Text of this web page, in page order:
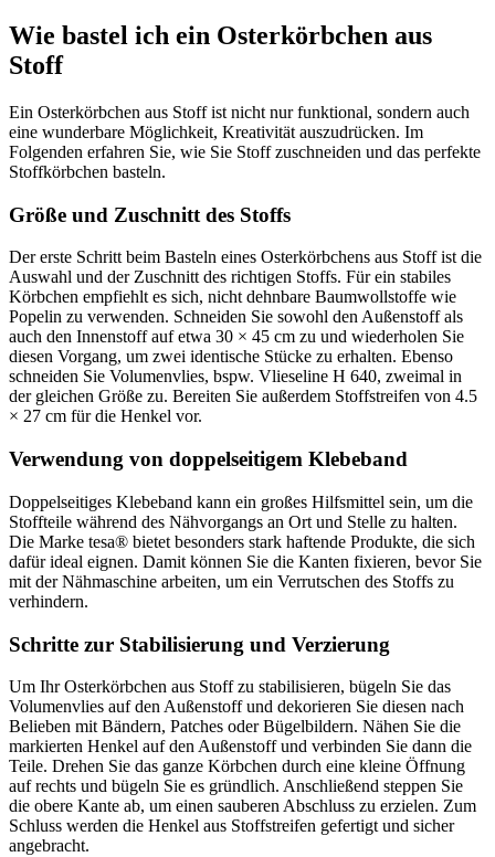
Wie bastel ich ein Osterkörbchen aus
Stoff
Ein Osterkörbchen aus Stoff ist nicht nur funktional, sondern auch
eine wunderbare Möglichkeit, Kreativität auszudrücken. Im
Folgenden erfahren Sie, wie Sie Stoff zuschneiden und das perfekte
Stoffkörbchen basteln.
Größe und Zuschnitt des Stoffs
Der erste Schritt beim Basteln eines Osterkörbchens aus Stoff ist die
Auswahl und der Zuschnitt des richtigen Stoffs. Für ein stabiles
Körbchen empfiehlt es sich, nicht dehnbare Baumwollstoffe wie
Popelin zu verwenden. Schneiden Sie sowohl den Außenstoff als
auch den Innenstoff auf etwa 30 × 45 cm zu und wiederholen Sie
diesen Vorgang, um zwei identische Stücke zu erhalten. Ebenso
schneiden Sie Volumenvlies, bspw. Vlieseline H 640, zweimal in
der gleichen Größe zu. Bereiten Sie außerdem Stoffstreifen von 4.5
× 27 cm für die Henkel vor.
Verwendung von doppelseitigem Klebeband
Doppelseitiges Klebeband kann ein großes Hilfsmittel sein, um die
Stoffteile während des Nähvorgangs an Ort und Stelle zu halten.
Die Marke tesa® bietet besonders stark haftende Produkte, die sich
dafür ideal eignen. Damit können Sie die Kanten fixieren, bevor Sie
mit der Nähmaschine arbeiten, um ein Verrutschen des Stoffs zu
verhindern.
Schritte zur Stabilisierung und Verzierung
Um Ihr Osterkörbchen aus Stoff zu stabilisieren, bügeln Sie das
Volumenvlies auf den Außenstoff und dekorieren Sie diesen nach
Belieben mit Bändern, Patches oder Bügelbildern. Nähen Sie die
markierten Henkel auf den Außenstoff und verbinden Sie dann die
Teile. Drehen Sie das ganze Körbchen durch eine kleine Öffnung
auf rechts und bügeln Sie es gründlich. Anschließend steppen Sie
die obere Kante ab, um einen sauberen Abschluss zu erzielen. Zum
Schluss werden die Henkel aus Stoffstreifen gefertigt und sicher
angebracht.